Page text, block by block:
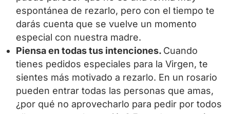
espontánea de rezarlo, pero con el tiempo te
darás cuenta que se vuelve un momento
especial con nuestra madre.
Piensa en todas tus intenciones. Cuando
tienes pedidos especiales para la Virgen, te
sientes más motivado a rezarlo. En un rosario
pueden entrar todas las personas que amas,
¿por qué no aprovecharlo para pedir por todos